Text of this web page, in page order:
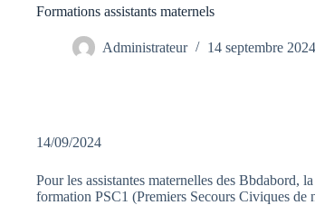
Formations assistants maternels
Administrateur 14 septembre 2024
14/09/2024
Pour les assistantes maternelles des Bbdabord,
formation PSC1 (Premiers Secours Civiques